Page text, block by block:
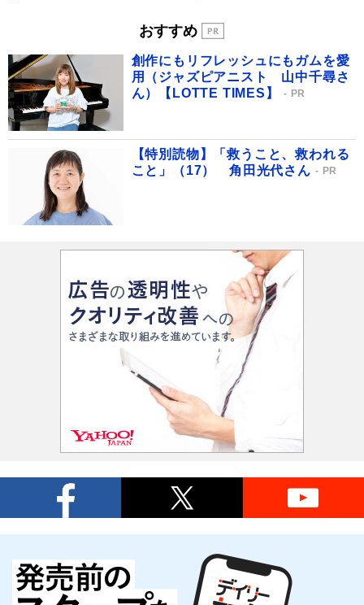
おすすめ
創作にもリフレッシュにもガムを愛
用（ジャズピアニスト 山中千尋さ
ん）【LOTTE TIMES】
PR
【特別読物】「救うこと、救われる
こと」（17） 角田光代さん
PR